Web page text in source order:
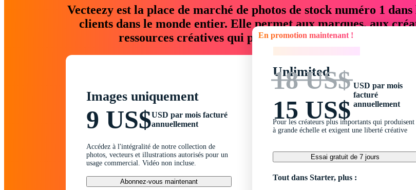
Vecteezy est la place de marché de photos de stock numéro 1
clients dans le monde entier. Elle permet aux marques, aux
ressources créatives qui permettent d'économiser
Images uniquement
9 US$USD par mois facturé
annuellement
Accédez à l'intégralité de notre collection de
photos, vecteurs et illustrations autorisés pour un
usage commercial. Vidéo non incluse.
Abonnez-vous maintenant
En promotion maintenant !
Unlimited
18 US$
15 US$
USD par mois
facturé
annuellement
Pour les créateurs plus importants qui produisent
à grande échelle et exigent une liberté créative
Essai gratuit de 7 jours
Tout dans Starter, plus :